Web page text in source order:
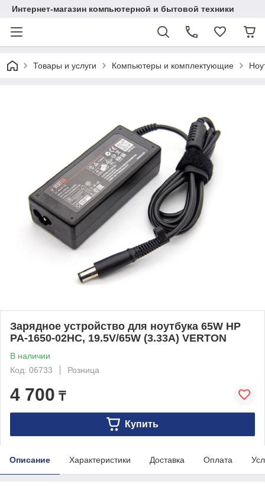
Интернет-магазин компьютерной и бытовой техники
Товары и услуги Компьютеры и комплектующие
Зарядное устройство для ноутбука 65W HP
PA-1650-02HC, 19.5V/65W (3.33A) VERTON
В наличии
Код: 06733
Розница
4 700 ₸
Купить
Описание Характеристики Доставка Оплата